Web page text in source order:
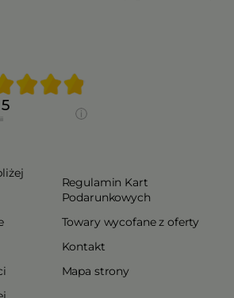
Regulamin Kart
Podarunkowych
Towary wycofane z oferty
Kontakt
Mapa strony